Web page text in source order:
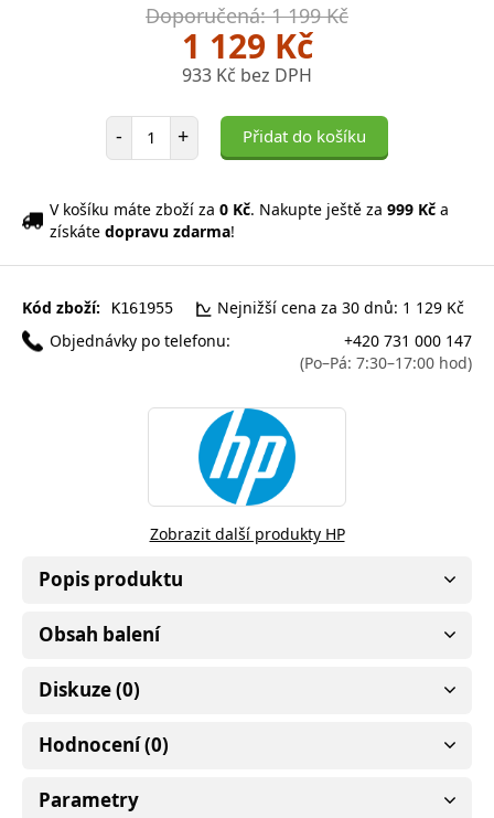
Doporučená: 1 199 Kč
1 129 Kč
933 Kč bez DPH
- Počet položek
+ Přidat do košíku
V košíku máte zboží za 0 Kč. Nakupte ještě za 999 Kč a
získáte dopravu zdarma!
Kód zboží: K161955
Nejnižší cena za 30 dnů: 1 129 Kč
Objednávky po telefonu:
+420 731 000 147
(Po–Pá: 7:30–17:00 hod)
Zobrazit další produkty HP
Popis produktu
Obsah balení
Diskuze (0)
Hodnocení (0)
Parametry